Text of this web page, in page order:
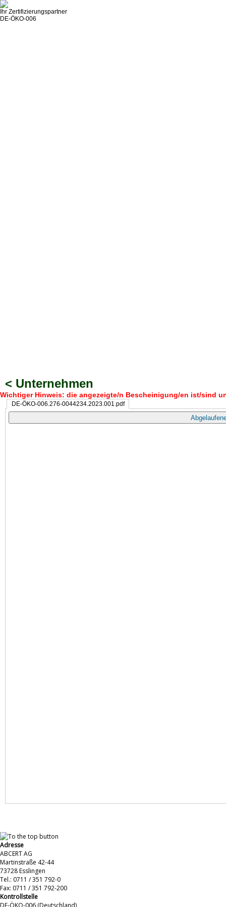
Ihr Zertifizierungspartner
DE-ÖKO-006
< Unternehmen
Wichtiger Hinweis: die angezeigte/n Bescheinigung/en ist/sind
DE-ÖKO-006.276-0044234.2023.001.pdf
Adresse
ABCERT AG
Martinstraße 42-44
73728 Esslingen
Tel.: 0711 / 351 792-0
Fax: 0711 / 351 792-200
Kontrollstelle
DE-ÖKO-006 (Deutschland)